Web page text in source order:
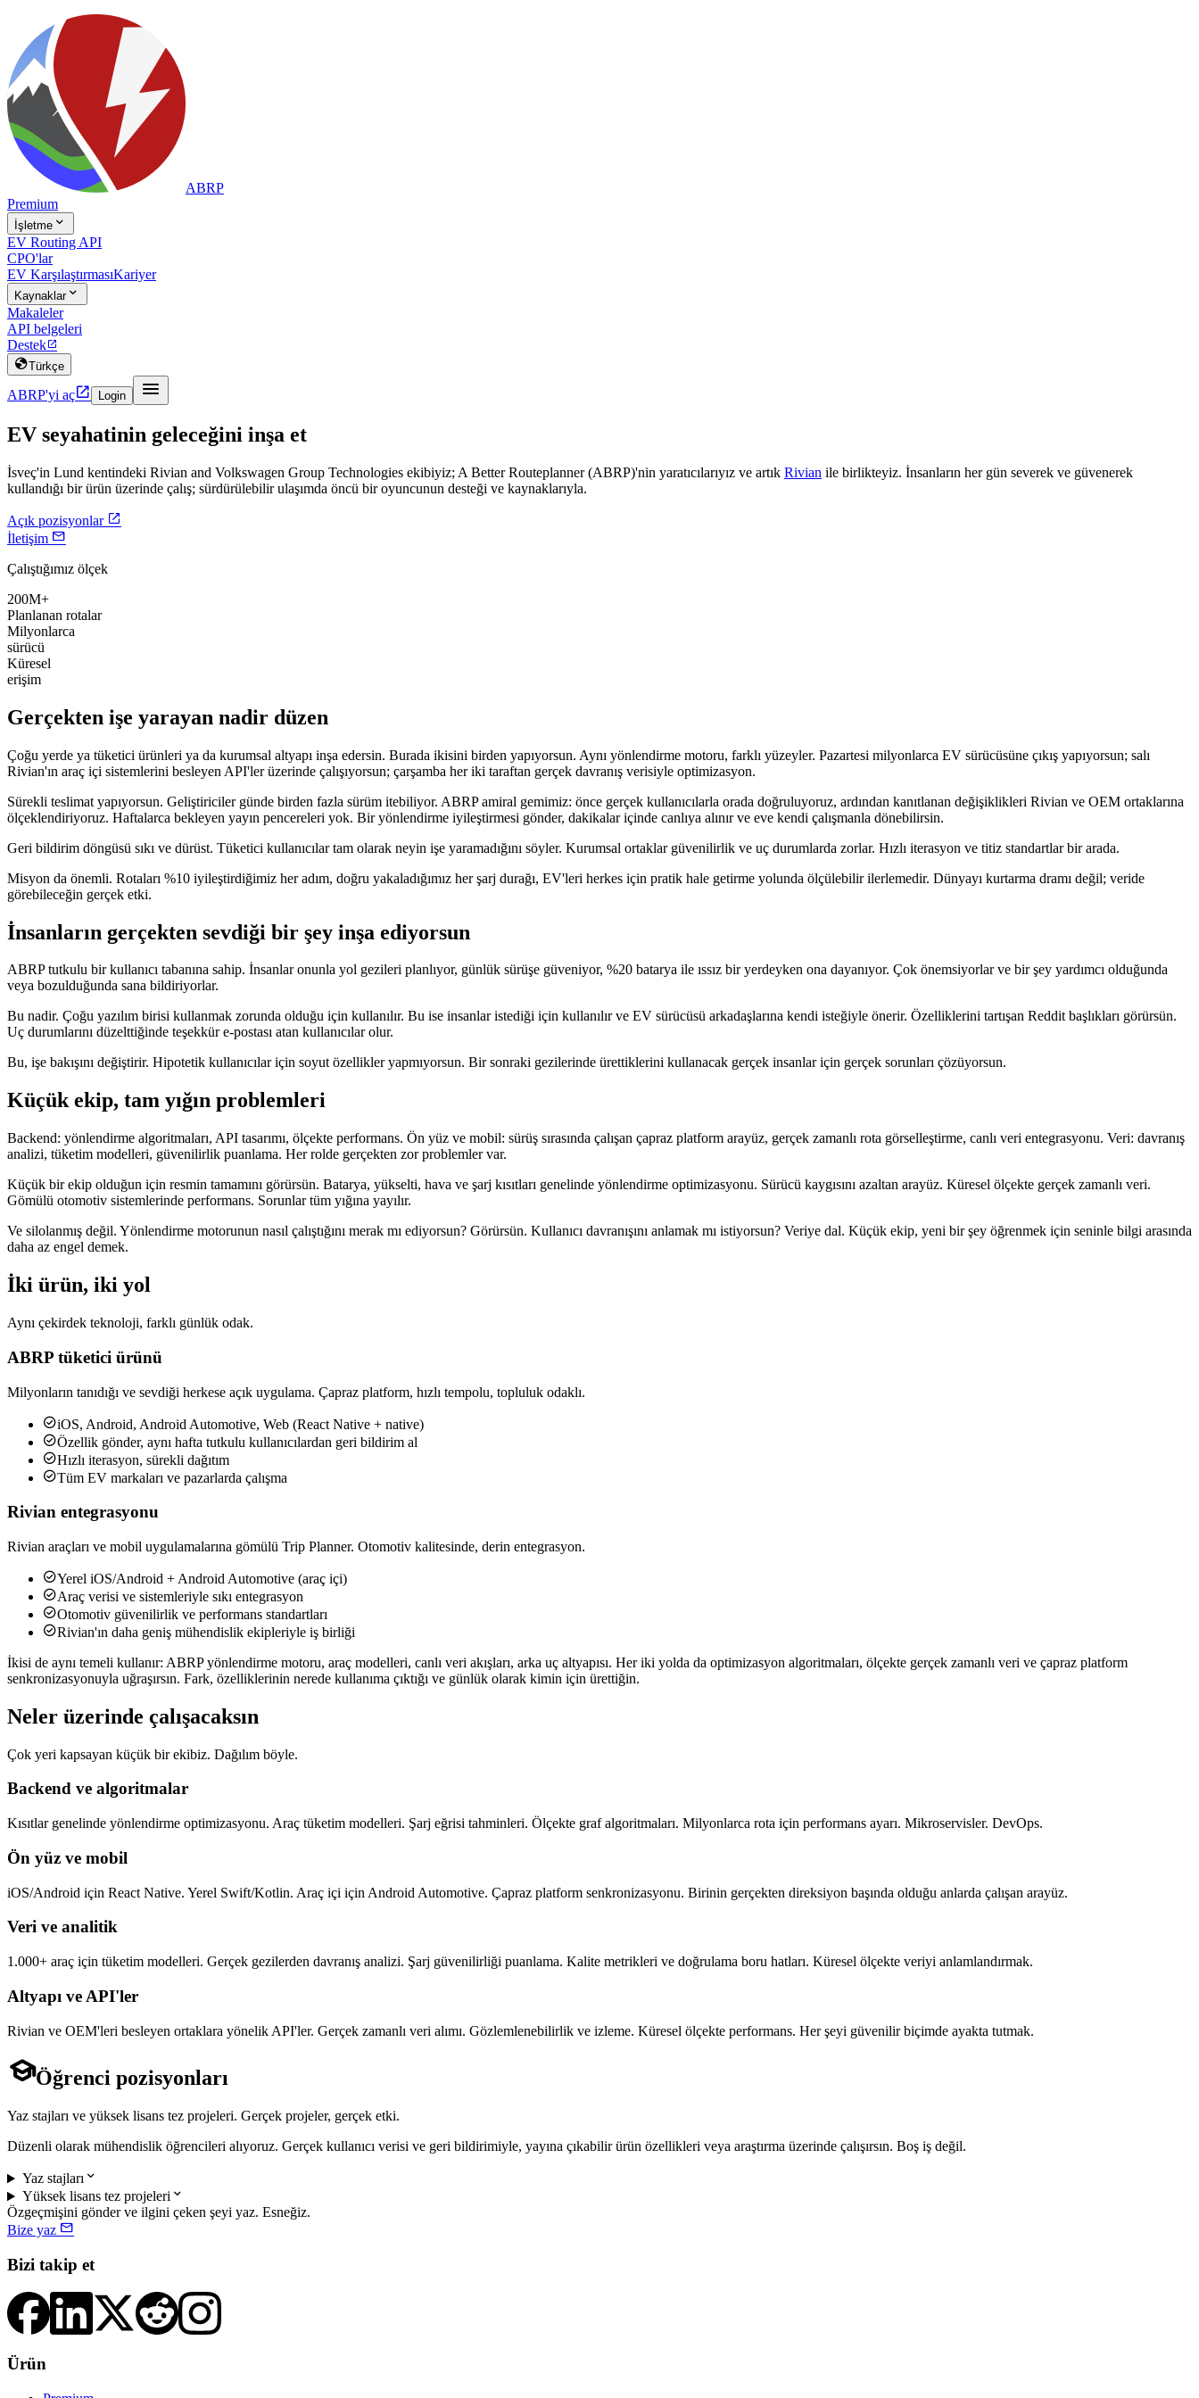
ABRP
Premium
İşletme 
EV Routing API
CPO'lar
EV KarşılaştırmasıKariyer
Kaynaklar
Makaleler
API belgeleri
Destek
Türkçe
ABRP'yi aç Login 
EV seyahatinin geleceğini inşa et
İsveç'in Lund kentindeki Rivian and Volkswagen Group Technologies ekibiyiz; A Better Routeplanner (ABRP)'nin yaratıcılarıyız ve artık Rivian ile birlikteyiz. İnsanların her gün severek ve güvenerek
kullandığı bir ürün üzerinde çalış; sürdürülebilir ulaşımda öncü bir oyuncunun desteği ve kaynaklarıyla.
Açık pozisyonlar 
İletişim 
Çalıştığımız ölçek
200M+
Planlanan rotalar
Milyonlarca
sürücü
Küresel
erişim
Gerçekten işe yarayan nadir düzen
Çoğu yerde ya tüketici ürünleri ya da kurumsal altyapı inşa edersin. Burada ikisini birden yapıyorsun. Aynı yönlendirme motoru, farklı yüzeyler. Pazartesi milyonlarca EV sürücüsüne çıkış yapıyorsun; salı
Rivian'ın araç içi sistemlerini besleyen API'ler üzerinde çalışıyorsun; çarşamba her iki taraftan gerçek davranış verisiyle optimizasyon.
Sürekli teslimat yapıyorsun. Geliştiriciler günde birden fazla sürüm itebiliyor. ABRP amiral gemimiz: önce gerçek kullanıcılarla orada doğruluyoruz, ardından kanıtlanan değişiklikleri Rivian ve OEM ortaklarına
ölçeklendiriyoruz. Haftalarca bekleyen yayın pencereleri yok. Bir yönlendirme iyileştirmesi gönder, dakikalar içinde canlıya alınır ve eve kendi çalışmanla dönebilirsin.
Geri bildirim döngüsü sıkı ve dürüst. Tüketici kullanıcılar tam olarak neyin işe yaramadığını söyler. Kurumsal ortaklar güvenilirlik ve uç durumlarda zorlar. Hızlı iterasyon ve titiz standartlar bir arada.
Misyon da önemli. Rotaları %10 iyileştirdiğimiz her adım, doğru yakaladığımız her şarj durağı, EV'leri herkes için pratik hale getirme yolunda ölçülebilir ilerlemedir. Dünyayı kurtarma dramı değil; veride
görebileceğin gerçek etki.
İnsanların gerçekten sevdiği bir şey inşa ediyorsun
ABRP tutkulu bir kullanıcı tabanına sahip. İnsanlar onunla yol gezileri planlıyor, günlük sürüşe güveniyor, %20 batarya ile ıssız bir yerdeyken ona dayanıyor. Çok önemsiyorlar ve bir şey yardımcı olduğunda
veya bozulduğunda sana bildiriyorlar.
Bu nadir. Çoğu yazılım birisi kullanmak zorunda olduğu için kullanılır. Bu ise insanlar istediği için kullanılır ve EV sürücüsü arkadaşlarına kendi isteğiyle önerir. Özelliklerini tartışan Reddit başlıkları görürsün.
Uç durumlarını düzelttiğinde teşekkür e-postası atan kullanıcılar olur.
Bu, işe bakışını değiştirir. Hipotetik kullanıcılar için soyut özellikler yapmıyorsun. Bir sonraki gezilerinde ürettiklerini kullanacak gerçek insanlar için gerçek sorunları çözüyorsun.
Küçük ekip, tam yığın problemleri
Backend: yönlendirme algoritmaları, API tasarımı, ölçekte performans. Ön yüz ve mobil: sürüş sırasında çalışan çapraz platform arayüz, gerçek zamanlı rota görselleştirme, canlı veri entegrasyonu. Veri: davranış
analizi, tüketim modelleri, güvenilirlik puanlama. Her rolde gerçekten zor problemler var.
Küçük bir ekip olduğun için resmin tamamını görürsün. Batarya, yükselti, hava ve şarj kısıtları genelinde yönlendirme optimizasyonu. Sürücü kaygısını azaltan arayüz. Küresel ölçekte gerçek zamanlı veri.
Gömülü otomotiv sistemlerinde performans. Sorunlar tüm yığına yayılır.
Ve silolanmış değil. Yönlendirme motorunun nasıl çalıştığını merak mı ediyorsun? Görürsün. Kullanıcı davranışını anlamak mı istiyorsun? Veriye dal. Küçük ekip, yeni bir şey öğrenmek için seninle bilgi arasında
daha az engel demek.
İki ürün, iki yol
Aynı çekirdek teknoloji, farklı günlük odak.
ABRP tüketici ürünü
Milyonların tanıdığı ve sevdiği herkese açık uygulama. Çapraz platform, hızlı tempolu, topluluk odaklı.
iOS, Android, Android Automotive, Web (React Native + native)
Özellik gönder, aynı hafta tutkulu kullanıcılardan geri bildirim al
Hızlı iterasyon, sürekli dağıtım
Tüm EV markaları ve pazarlarda çalışma
Rivian entegrasyonu
Rivian araçları ve mobil uygulamalarına gömülü Trip Planner. Otomotiv kalitesinde, derin entegrasyon.
Yerel iOS/Android + Android Automotive (araç içi)
Araç verisi ve sistemleriyle sıkı entegrasyon
Otomotiv güvenilirlik ve performans standartları
Rivian'ın daha geniş mühendislik ekipleriyle iş birliği
İkisi de aynı temeli kullanır: ABRP yönlendirme motoru, araç modelleri, canlı veri akışları, arka uç altyapısı. Her iki yolda da optimizasyon algoritmaları, ölçekte gerçek zamanlı veri ve çapraz platform
senkronizasyonuyla uğraşırsın. Fark, özelliklerinin nerede kullanıma çıktığı ve günlük olarak kimin için ürettiğin.
Neler üzerinde çalışacaksın
Çok yeri kapsayan küçük bir ekibiz. Dağılım böyle.
Backend ve algoritmalar
Kısıtlar genelinde yönlendirme optimizasyonu. Araç tüketim modelleri. Şarj eğrisi tahminleri. Ölçekte graf algoritmaları. Milyonlarca rota için performans ayarı. Mikroservisler. DevOps.
Ön yüz ve mobil
iOS/Android için React Native. Yerel Swift/Kotlin. Araç içi için Android Automotive. Çapraz platform senkronizasyonu. Birinin gerçekten direksiyon başında olduğu anlarda çalışan arayüz.
Veri ve analitik
1.000+ araç için tüketim modelleri. Gerçek gezilerden davranış analizi. Şarj güvenilirliği puanlama. Kalite metrikleri ve doğrulama boru hatları. Küresel ölçekte veriyi anlamlandırmak.
Altyapı ve API'ler
Rivian ve OEM'leri besleyen ortaklara yönelik API'ler. Gerçek zamanlı veri alımı. Gözlemlenebilirlik ve izleme. Küresel ölçekte performans. Her şeyi güvenilir biçimde ayakta tutmak.
Öğrenci pozisyonları
Yaz stajları ve yüksek lisans tez projeleri. Gerçek projeler, gerçek etki.
Düzenli olarak mühendislik öğrencileri alıyoruz. Gerçek kullanıcı verisi ve geri bildirimiyle, yayına çıkabilir ürün özellikleri veya araştırma üzerinde çalışırsın. Boş iş değil.
Yaz stajları 
Yüksek lisans tez projeleri 
Özgeçmişini gönder ve ilgini çeken şeyi yaz. Esneğiz.
Bize yaz 
Bizi takip et
Ürün